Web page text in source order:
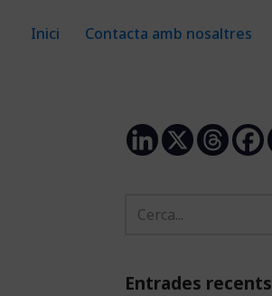
Inici Contacta amb nosaltres
Entrades recents